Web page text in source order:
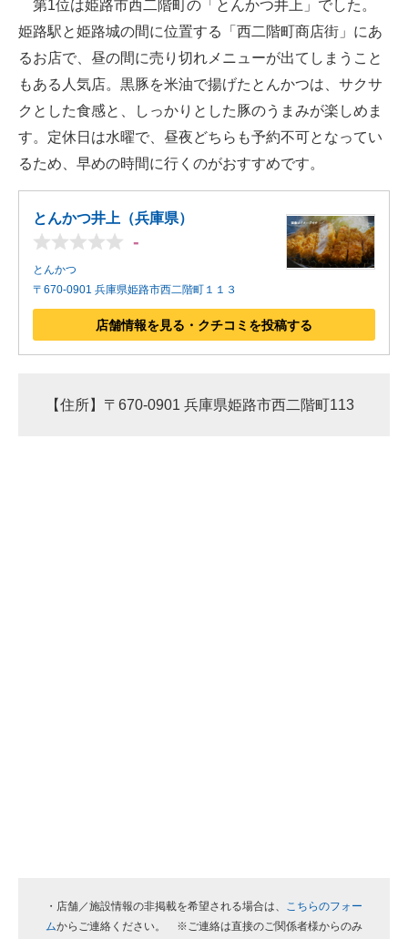
第1位は姫路市西二階町の「とんかつ井上」でした。
姫路駅と姫路城の間に位置する「西二階町商店街」にあ
るお店で、昼の間に売り切れメニューが出てしまうこと
もある人気店。黒豚を米油で揚げたとんかつは、サクサ
クとした食感と、しっかりとした豚のうまみが楽しめま
す。定休日は水曜で、昼夜どちらも予約不可となってい
るため、早めの時間に行くのがおすすめです。
とんかつ井上（兵庫県）
-
とんかつ
〒670-0901 兵庫県姫路市西二階町１１３
店舗情報を見る・クチコミを投稿する
【住所】〒670-0901 兵庫県姫路市西二階町113
・店舗／施設情報の非掲載を希望される場合は、 こちらのフォー
ムからご連絡ください。 ※ご連絡は直接のご関係者様からのみ